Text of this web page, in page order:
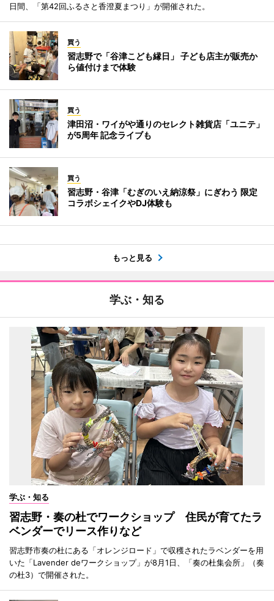
日間、「第42回ふるさと香澄夏まつり」が開催された。
買う
習志野で「谷津こども縁日」 子ども店主が販売か
ら値付けまで体験
買う
津田沼・ワイがや通りのセレクト雑貨店「ユニテ」
が5周年 記念ライブも
買う
習志野・谷津「むぎのいえ納涼祭」にぎわう 限定
コラボシェイクやDJ体験も
もっと見る
学ぶ・知る
学ぶ・知る
習志野・奏の杜でワークショップ 住民が育てたラ
ベンダーでリース作りなど
習志野市奏の杜にある「オレンジロード」で収穫されたラベンダーを用
いた「Lavender deワークショップ」が8月1日、「奏の杜集会所」（奏
の杜3）で開催された。